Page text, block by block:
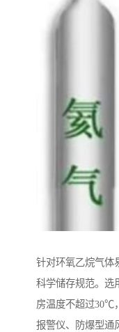
针对环氧乙烷气体
科学储存规范。选
房温度不超过30℃
报警仪、防爆型通